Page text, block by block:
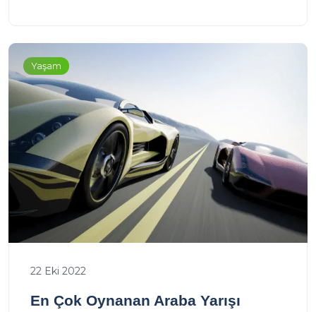
Yaşam
22 Eki 2022
En Çok Oynanan Araba Yarışı